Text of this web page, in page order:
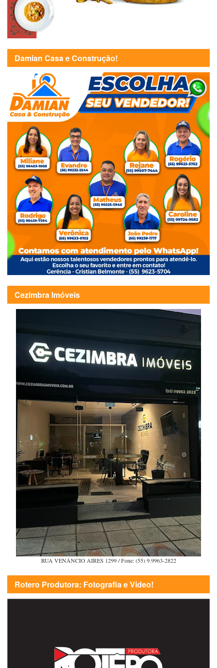
Damian Casa e Construção!
Cezimbra Imóveis
RUA VENÂNCIO AIRES 1299 / Fone: (55) 9.9963-2822
Rotero Produtora: Fotografia e Vídeo!